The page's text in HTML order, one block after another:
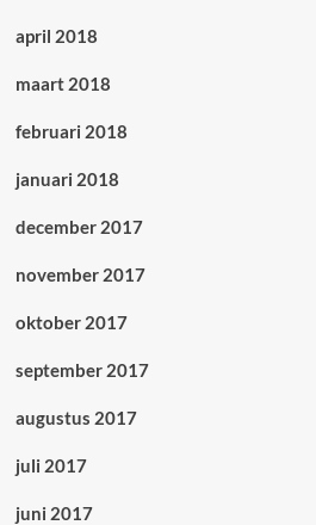
april 2018
maart 2018
februari 2018
januari 2018
december 2017
november 2017
oktober 2017
september 2017
augustus 2017
juli 2017
juni 2017